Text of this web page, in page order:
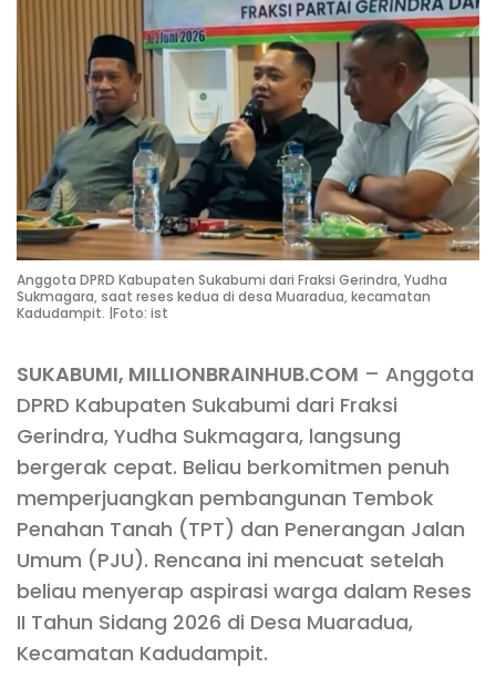
Anggota DPRD Kabupaten Sukabumi dari Fraksi Gerindra, Yudha
Sukmagara, saat reses kedua di desa Muaradua, kecamatan
Kadudampit. |Foto: ist
SUKABUMI, MILLIONBRAINHUB.COM – Anggota
DPRD Kabupaten Sukabumi dari Fraksi
Gerindra, Yudha Sukmagara, langsung
bergerak cepat. Beliau berkomitmen penuh
memperjuangkan pembangunan Tembok
Penahan Tanah (TPT) dan Penerangan Jalan
Umum (PJU). Rencana ini mencuat setelah
beliau menyerap aspirasi warga dalam Reses
II Tahun Sidang 2026 di Desa Muaradua,
Kecamatan Kadudampit.